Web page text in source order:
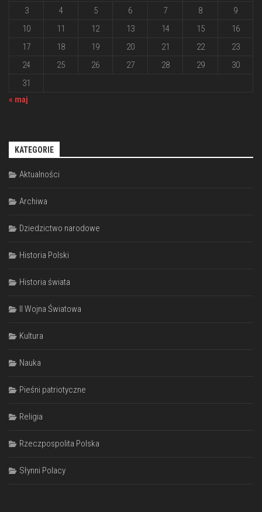
3
4 5 6 7 8
9
10
11 12 13 14 15
16
17
18 19 20 21 22
23
24
25 26 27 28 29
30
31
« maj
KATEGORIE
Aktualności
Archiwa
Dziedzictwo narodowe
Historia Polski
Historia świata
II Wojna Światowa
Kultura
Nauka
Pieśni patriotyczne
Religia
Rzeczpospolita Polska
Słynni Polacy